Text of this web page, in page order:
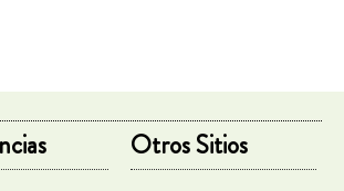
Otros Sitios